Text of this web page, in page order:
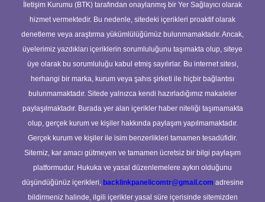
İletişim Kurumu (BTK) tarafından onaylanmış bir Yer Sağlayıcı olarak
hizmet vermektedir. Bu nedenle, sitedeki içerikleri proaktif olarak
denetleme veya araştırma yükümlülüğümüz bulunmamaktadır. Ancak,
üyelerimiz yazdıkları içeriklerin sorumluluğunu taşımakta olup, siteye
üye olarak bu sorumluluğu kabul etmiş sayılırlar. Bu internet sitesi,
herhangi bir marka, kurum veya şahıs şirketi ile hiçbir bağlantısı
bulunmamaktadır. Sitede yalnızca kendi hazırladığımız makaleler
paylaşılmaktadır. Burada yer alan içerikler haber niteliği taşımamakta
olup, gerçek kurum ve kişiler hakkında paylaşım yapılmamaktadır.
Gerçek kurum ve kişiler ile isim benzerlikleri tamamen tesadüfidir.
Sitemiz, kar amacı gütmeyen ve tamamen ücretsiz bir bilgi paylaşım
platformudur. Hukuka ve yasal düzenlemelere aykırı olduğunu
düşündüğünüz içerikleri, backlinkpanelicomtr@gmail.com adresine
bildirmeniz halinde, ilgili içerikler yasal süre içerisinde sitemizden